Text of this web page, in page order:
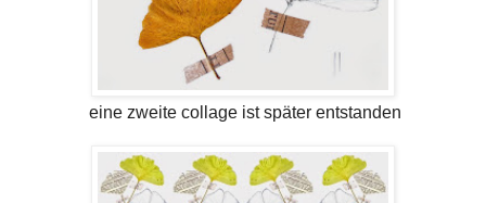
eine zweite collage ist später entstanden